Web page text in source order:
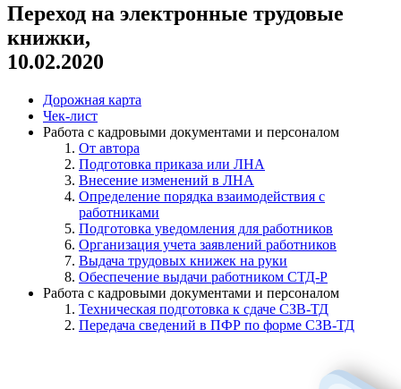
Переход на электронные трудовые
книжки,
10.02.2020
Дорожная карта
Чек-лист
Работа с кадровыми документами и персоналом
От автора
Подготовка приказа или ЛНА
Внесение изменений в ЛНА
Определение порядка взаимодействия с
работниками
Подготовка уведомления для работников
Организация учета заявлений работников
Выдача трудовых книжек на руки
Обеспечение выдачи работником СТД-Р
Работа с кадровыми документами и персоналом
Техническая подготовка к сдаче СЗВ-ТД
Передача сведений в ПФР по форме СЗВ-ТД